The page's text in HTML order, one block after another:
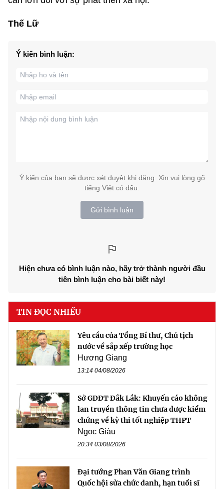
Thế Lữ
Ý kiến bình luận:
Ý kiến của bạn sẽ được xét duyệt khi đăng. Xin vui lòng gõ
tiếng Việt có dấu.
Gửi bình luận
Hiện chưa có bình luận nào, hãy trở thành người đầu
tiên bình luận cho bài biết này!
TIN ĐỌC NHIỀU
Yêu cầu của Tổng Bí thư, Chủ tịch
nước về sắp xếp trường học
Hương Giang
13:14 04/08/2026
Sở GDĐT Đắk Lắk: Khuyến cáo không
lan truyền thông tin chưa được kiểm
chứng về kỳ thi tốt nghiệp THPT
Ngọc Giàu
20:34 03/08/2026
Đại tướng Phan Văn Giang trình
Quốc hội sửa chức danh, hạn tuổi sĩ